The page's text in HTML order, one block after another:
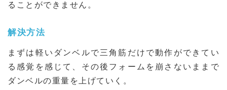
ることができません。
解決方法
まずは軽いダンベルで三角筋だけで動作ができてい
る感覚を感じて、その後フォームを崩さないままで
ダンベルの重量を上げていく。